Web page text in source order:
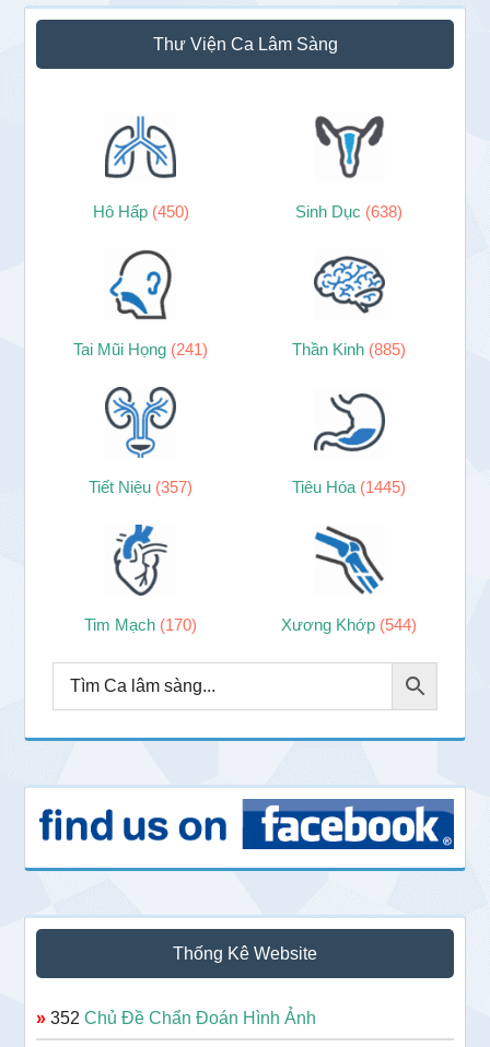
Sidebar
chính
Thư Viện Ca Lâm Sàng
Hô Hấp (450) Sinh Dục (638)
Tai Mũi Họng (241) Thần Kinh (885)
Tiết Niệu (357) Tiêu Hóa (1445)
Tim Mạch (170) Xương Khớp (544)
Thống Kê Website
» 352Chủ Đề Chẩn Đoán Hình Ảnh